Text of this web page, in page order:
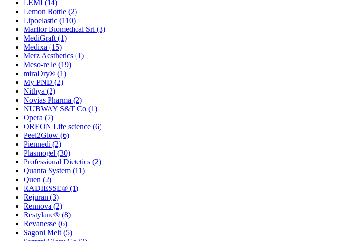
LEMI (14)
Lemon Bottle (2)
Lipoelastic (110)
Marllor Biomedical Srl (3)
MediGraft (1)
Medixa (15)
Merz Aesthetics (1)
Meso-relle (19)
miraDry® (1)
My PND (2)
Nithya (2)
Novias Pharma (2)
NUBWAY S&T Co (1)
Opera (7)
OREON Life science (6)
Peel2Glow (6)
Piennedi (2)
Plasmogel (30)
Professional Dietetics (2)
Quanta System (11)
Quen (2)
RADIESSE® (1)
Rejuran (3)
Rennova (2)
Restylane® (8)
Revanesse (6)
Sagoni Melt (5)